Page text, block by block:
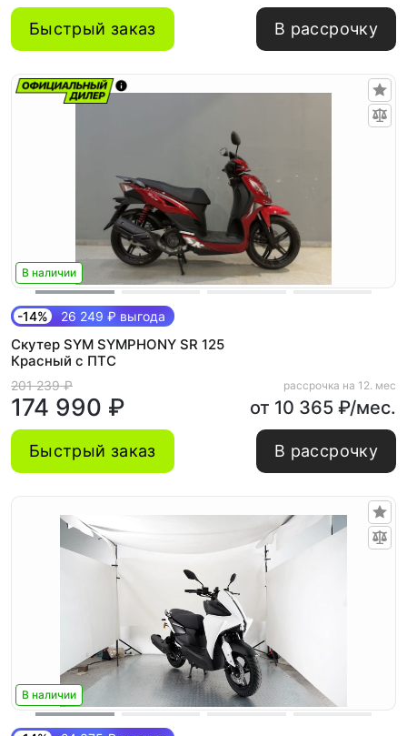
Быстрый заказ В рассрочку
В наличии
-14% 26 249 ₽ выгода
Скутер SYM SYMPHONY SR 125
Красный с ПТС
201 239 ₽
174 990 ₽
рассрочка на 12. мес
от 10 365 ₽/мес.
Быстрый заказ В рассрочку
В наличии